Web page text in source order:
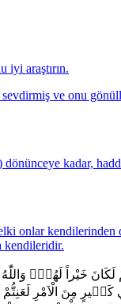
iyi araştırın.
ve onu
kadar,
onlar
kendileridir.
لَكَانَ خَيْراً لَهُمْۜ
مِنَ الْاَمْرِ لَعَنِتُّمْ